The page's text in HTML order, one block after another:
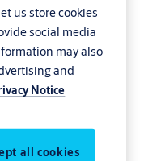
пакети за
Revit® и
решения
us store cookies
social media
may also
and
Notice
all cookies